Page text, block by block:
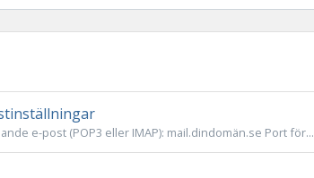
e-post (POP3 eller IMAP): mail.dindomän.se Port för...